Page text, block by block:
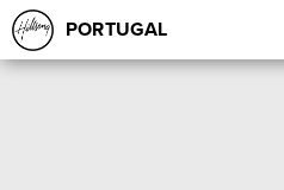
PORTUGAL